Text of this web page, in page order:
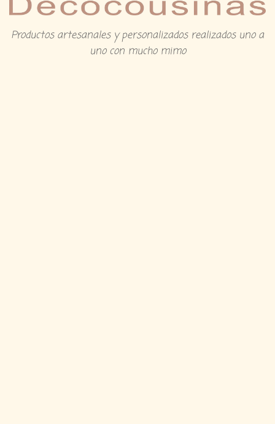
Productos artesanales y personalizados realizados uno a
uno con mucho mimo